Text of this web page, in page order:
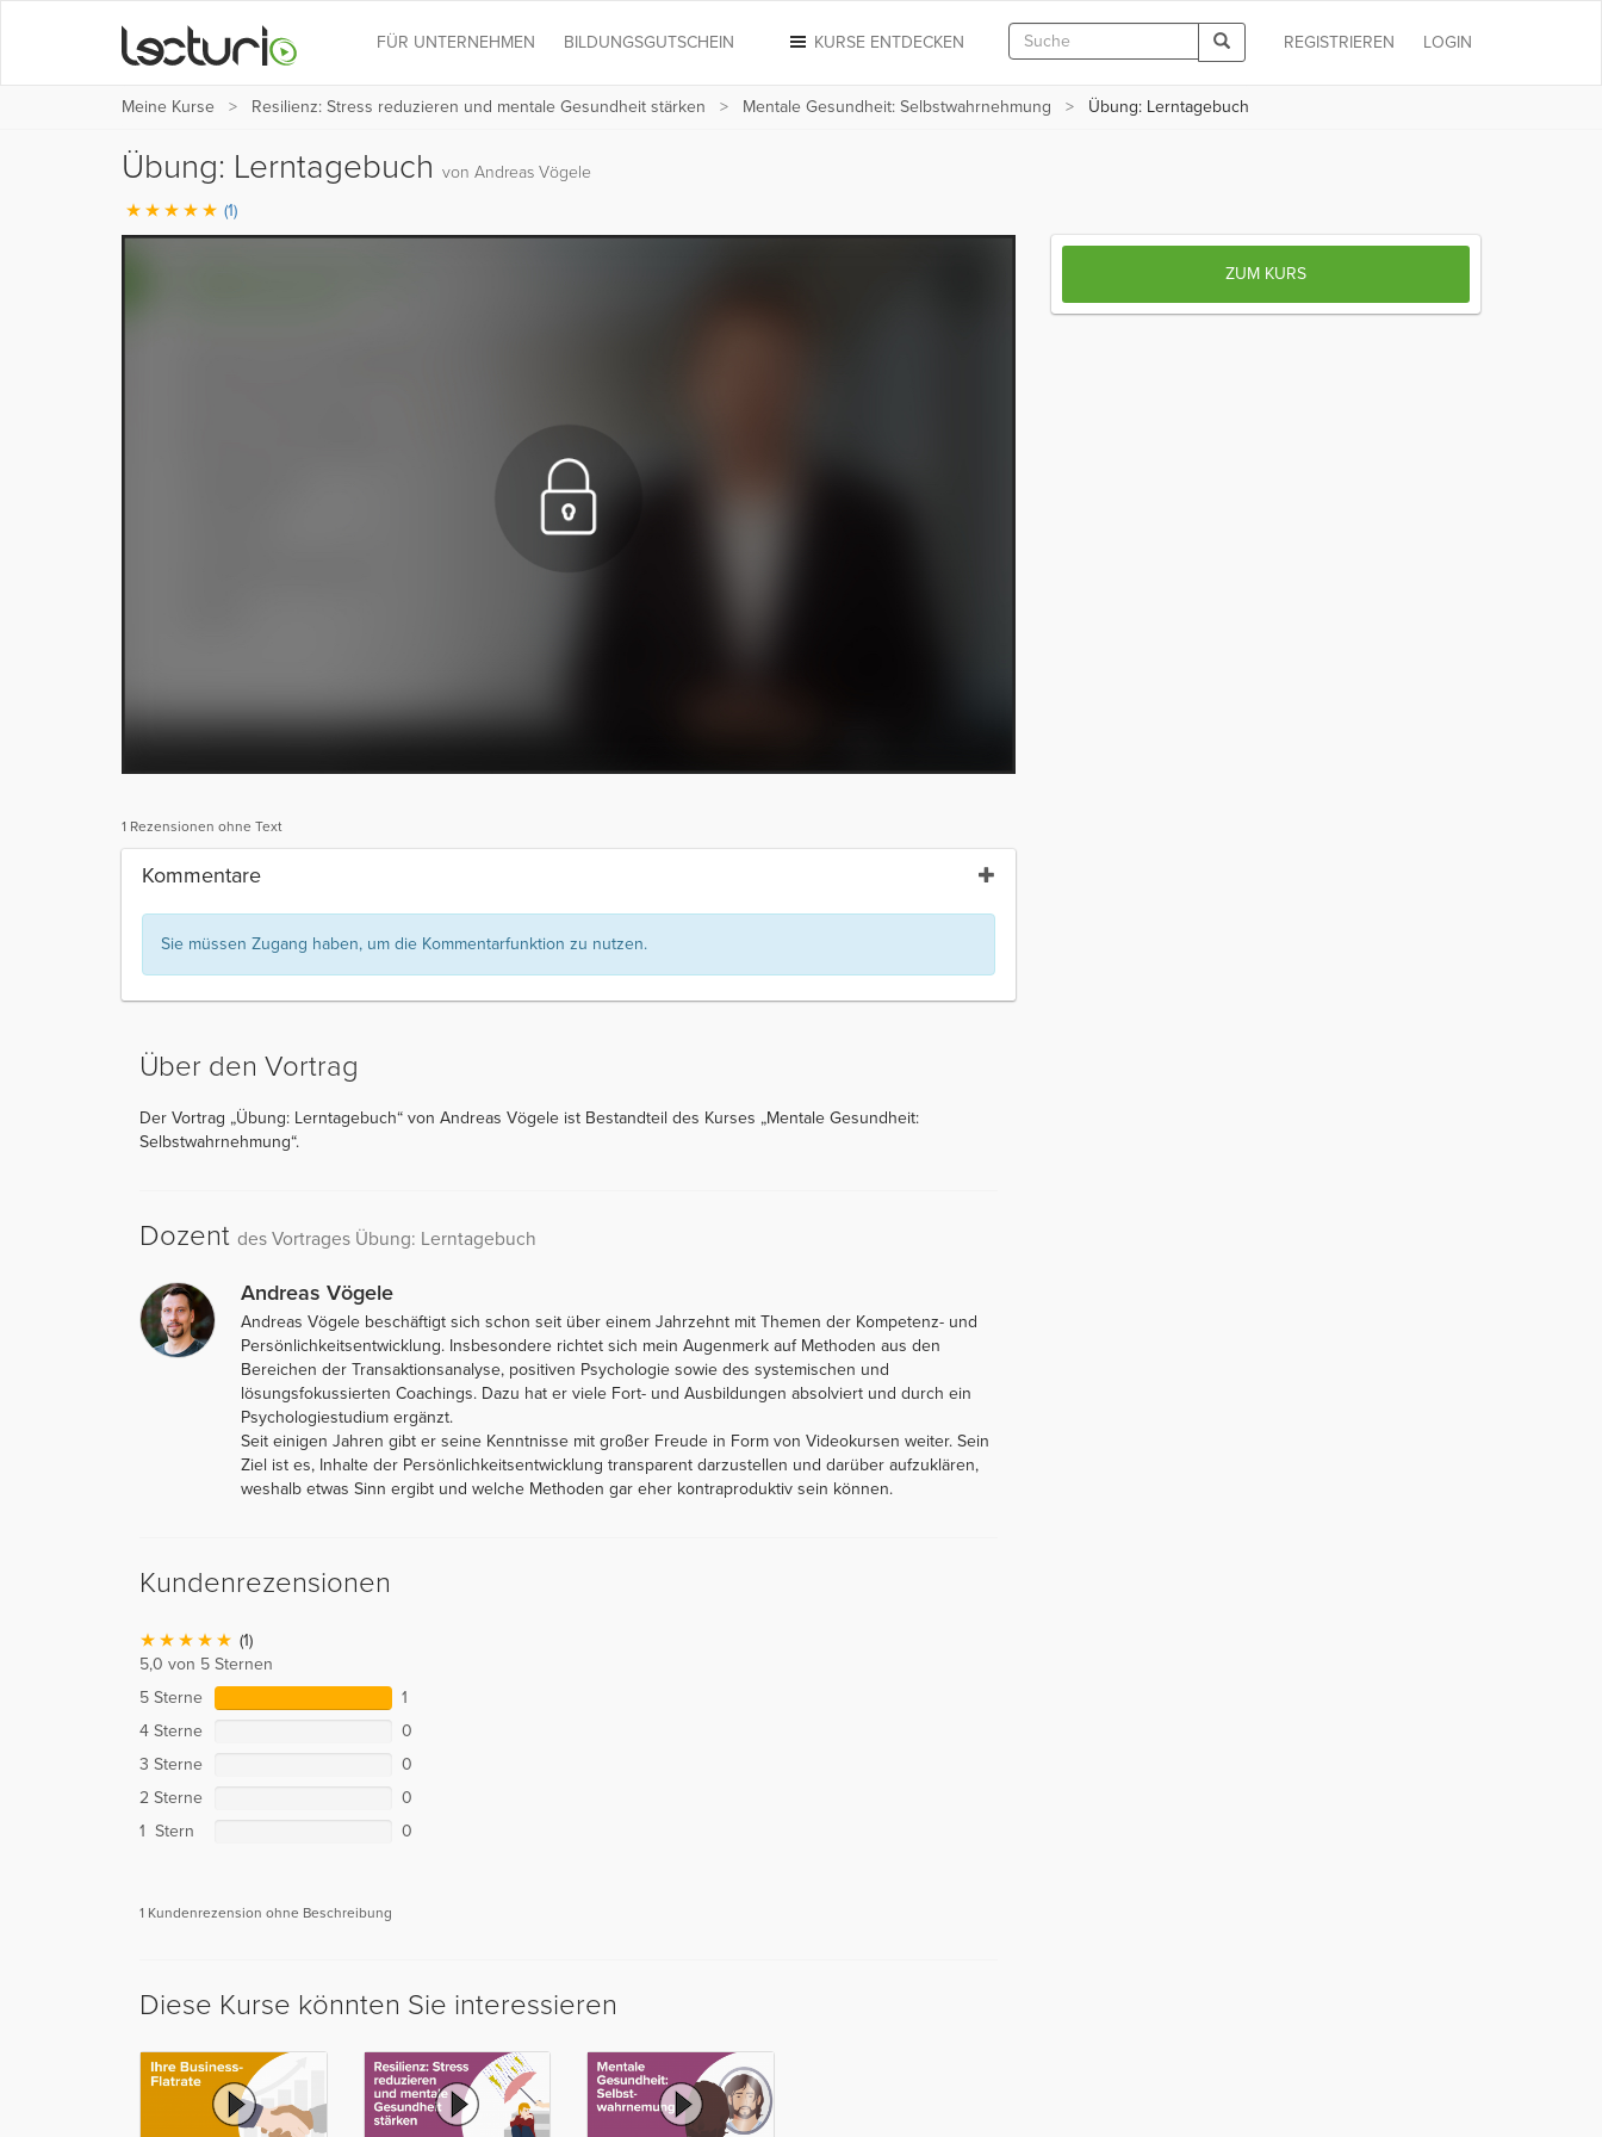
LOGIN
REGISTRIEREN
KURSE ENTDECKEN
FÜR UNTERNEHMEN BILDUNGSGUTSCHEIN
Meine Kurse Resilienz: Stress reduzieren und mentale Gesundheit stärken Mentale Gesundheit: Selbstwahrnehmung Übung: Lerntagebuch
Übung: Lerntagebuch von Andreas Vögele
(1)
1 Rezensionen ohne Text
Kommentare
Sie müssen Zugang haben, um die Kommentarfunktion zu nutzen.
Über den Vortrag
Der Vortrag „Übung: Lerntagebuch“ von Andreas Vögele ist Bestandteil des Kurses „Mentale Gesundheit:
Selbstwahrnehmung“.
Dozent des Vortrages Übung: Lerntagebuch
Andreas Vögele
Andreas Vögele beschäftigt sich schon seit über einem Jahrzehnt mit Themen der Kompetenz- und
Persönlichkeitsentwicklung. Insbesondere richtet sich mein Augenmerk auf Methoden aus den
Bereichen der Transaktionsanalyse, positiven Psychologie sowie des systemischen und
lösungsfokussierten Coachings. Dazu hat er viele Fort- und Ausbildungen absolviert und durch ein
Psychologiestudium ergänzt.
Seit einigen Jahren gibt er seine Kenntnisse mit großer Freude in Form von Videokursen weiter. Sein
Ziel ist es, Inhalte der Persönlichkeitsentwicklung transparent darzustellen und darüber aufzuklären,
weshalb etwas Sinn ergibt und welche Methoden gar eher kontraproduktiv sein können.
Kundenrezensionen
(1)
5,0 von 5 Sternen
5 Sterne
1
4 Sterne
0
3 Sterne
0
2 Sterne
0
1 Stern
0
1 Kundenrezension ohne Beschreibung
Diese Kurse könnten Sie interessieren
ZUM KURS